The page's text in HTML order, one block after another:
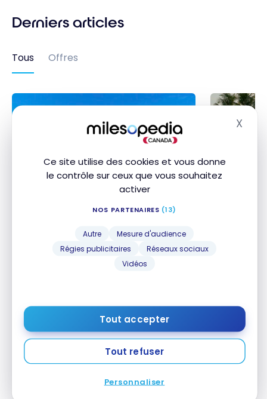
Ce site utilise des cookies et vous donne
le contrôle sur ceux que vous souhaitez
activer
NOS PARTENAIRES (13)
Autre
Mesure d'audience
Régies publicitaires
Réseaux sociaux
Vidéos
Tout accepter
Tout refuser
Personnaliser
X
Derniers articles
Tous Offres
Marriott Bonvoy avec vos Points-
Privilèges d’American Express
Boni de transfert: 30 % plus de points
Marriott Bonvoy avec vos Points-
Privilèges d’American Express
Niveau débutant : Quelle(s) carte(s) de crédit
souscrire?
crédit souscrire ?